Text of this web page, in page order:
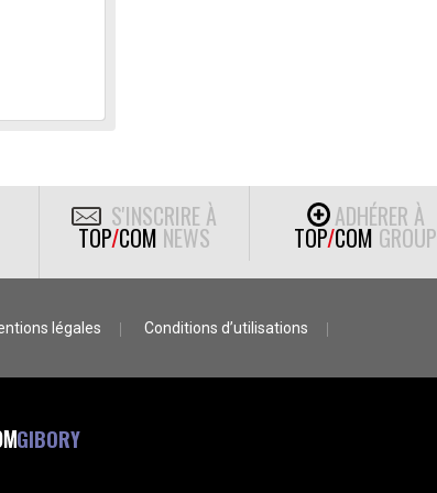
S'INSCRIRE À
TOP/COM NEWS
ADHÉRER À
TOP/COM GROUP
légales Conditions d’utilisations
GIBORY